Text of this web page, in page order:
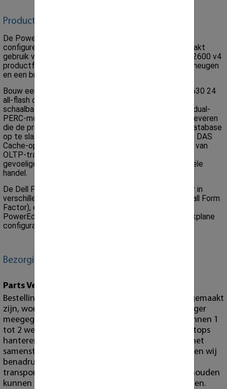
Product omschrijving:
De PowerEdge R630-server is veelzijdig en zeer
configureerbaar voor verschillende oplossingen, en maakt
gebruik van de nieuwste Intel® Xeon® processor E5-2600 v4
productfamilie, 24 DIMM's van hoogwaardig DDR4-geheugen
en een breed scala aan lokale opslagopties.
Bouw een razendsnelle transactiedatabase met de R630 24
all-flash drive-configuratie. Combineer de dichtheid,
schaalbaarheid en prestaties van 24 x 1.8" SSD's met dual-
PERC-mogelijkheden om een superieure oplossing te leveren
die de prestaties kan verbeteren door een volledige database
op te slaan. Wanneer gecombineerd met de SanDisk® DAS
Cache-oplossing, kan de R630 helpen bij het verhogen van
OLTP-transacties en gelijktijdig gebruik voor latency-
gevoelige toepassingen, zoals e-commerce of financiële
handel.
De Dell PowerEdge R630 Gen13-server is beschikbaar in
verschillende configuraties, waaronder 8-bay SFF (Small Form
Factor), en de 10-bay SFF (Small Form Factor). De
PowerEdge R630 heeft geen optie voor een rear backplane
configuratie.
Bezorging / Garantie
Parts Verzendingen
Bestellingen van losse onderdelen die voor 15:00 gemaakt
zijn, worden dezelfde dag nog met de post bezorger
meegegeven. U heeft uw bestelling vervolgens binnen 1
tot 2 werkdagen in huis. Voor workstations, en laptops
hanteren wij langere lever tijden in verband met het
samenstellen en testen van de producten. Wel willen wij
benadrukken dat de levertijd afhangt van de
transporteur, en dat wij niet verantwoordelijk gehouden
kunnen worden voor eventuele vertragingen bij hen.